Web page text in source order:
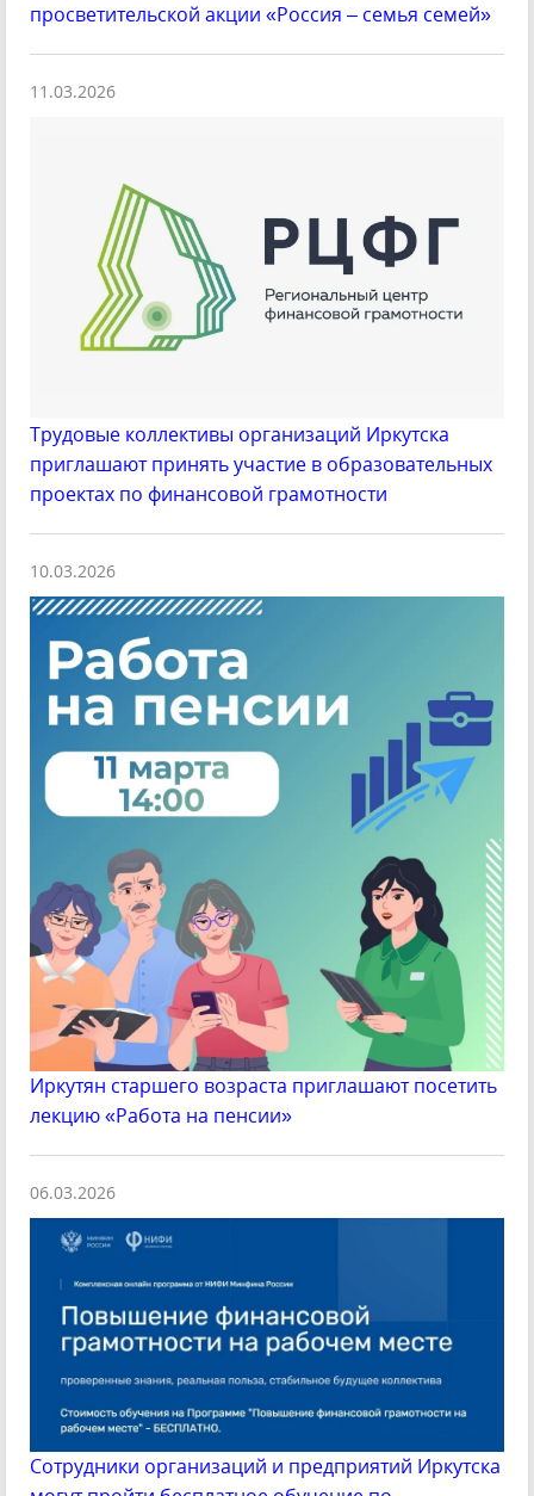
просветительской акции «Россия – семья семей»
11.03.2026
Трудовые коллективы организаций Иркутска
приглашают принять участие в образовательных
проектах по финансовой грамотности
10.03.2026
Иркутян старшего возраста приглашают посетить
лекцию «Работа на пенсии»
06.03.2026
Сотрудники организаций и предприятий Иркутска